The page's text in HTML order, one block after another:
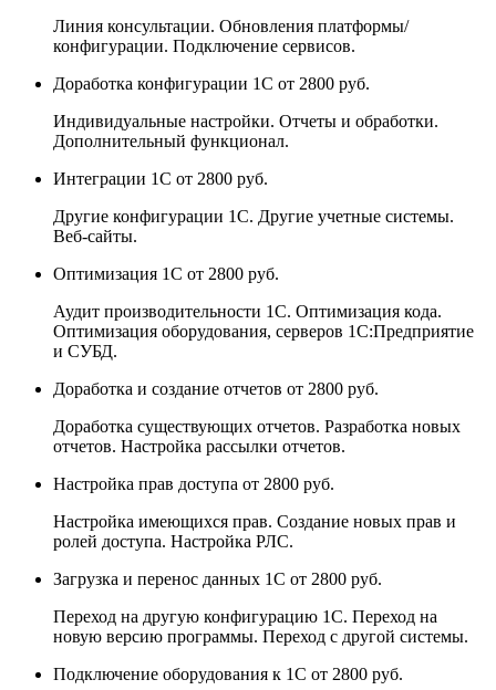
Линия консультации. Обновления платформы/
конфигурации. Подключение сервисов.
Доработка конфигурации 1С от 2800 руб.
Индивидуальные настройки. Отчеты и обработки.
Дополнительный функционал.
Интеграции 1С от 2800 руб.
Другие конфигурации 1С. Другие учетные системы.
Веб-сайты.
Оптимизация 1С от 2800 руб.
Аудит производительности 1С. Оптимизация кода.
Оптимизация оборудования, серверов 1С:Предприятие
и СУБД.
Доработка и создание отчетов от 2800 руб.
Доработка существующих отчетов. Разработка новых
отчетов. Настройка рассылки отчетов.
Настройка прав доступа от 2800 руб.
Настройка имеющихся прав. Создание новых прав и
ролей доступа. Настройка РЛС.
Загрузка и перенос данных 1С от 2800 руб.
Переход на другую конфигурацию 1С. Переход на
новую версию программы. Переход с другой системы.
Подключение оборудования к 1С от 2800 руб.